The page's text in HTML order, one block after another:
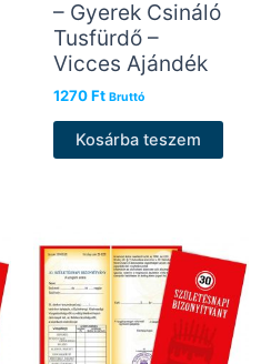
– Gyerek Csináló
Tusfürdő –
Vicces Ajándék
1270Ft Bruttó
Kosárba teszem